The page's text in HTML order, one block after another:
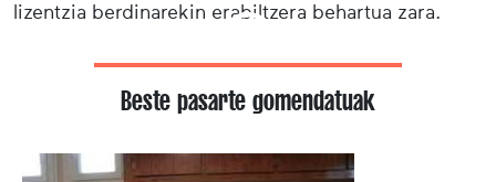
lizentzia berdinarekin erabiltzera behartua zara.
Beste pasarte gomendatuak